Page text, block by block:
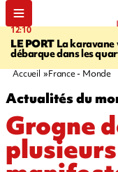
12:10
LE PORT La karavane
débarque dans les
Accueil France - Monde
Actualités du
Grogne